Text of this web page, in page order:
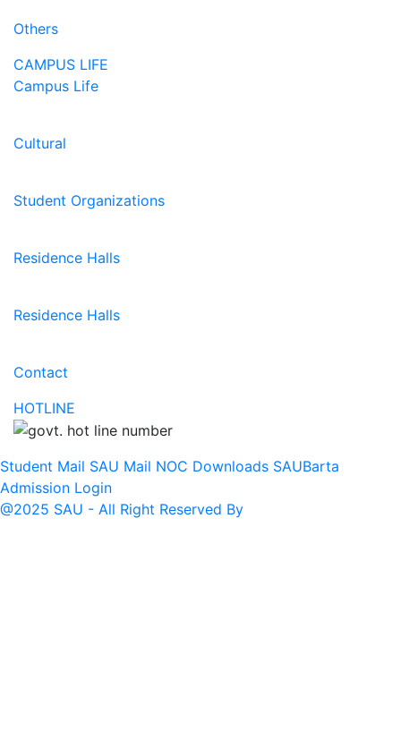
Others
CAMPUS LIFE
Campus Life
Cultural
Student Organizations
Residence Halls
Residence Halls
Contact
HOTLINE
Student Mail SAU Mail NOC Downloads SAUBarta
Admission Login
@2025 SAU - All Right Reserved By